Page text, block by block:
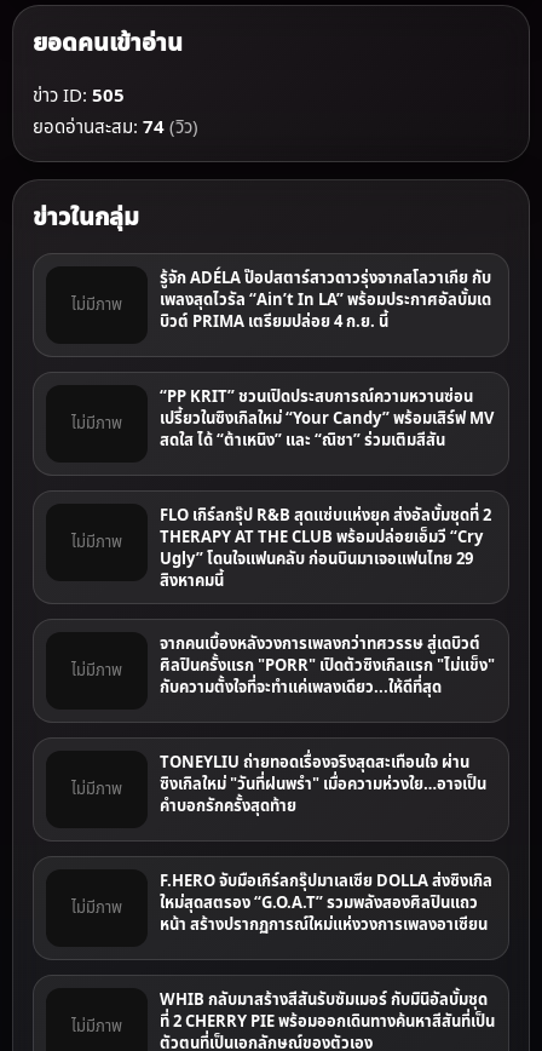
ยอดคนเข้าอ่าน
ข่าว ID: 505
ยอดอ่านสะสม: 74 (วิว)
ข่าวในกลุ่ม
ไม่มีภาพ
รู้จัก ADÉLA ป๊อปสตาร์สาวดาวรุ่งจากสโลวาเกีย กับ
เพลงสุดไวรัล “Ain’t In LA” พร้อมประกาศอัลบั้มเด
บิวต์ PRIMA เตรียมปล่อย 4 ก.ย. นี้
ไม่มีภาพ
“PP KRIT” ชวนเปิดประสบการณ์ความหวานซ่อน
เปรี้ยวในซิงเกิลใหม่ “Your Candy” พร้อมเสิร์ฟ MV
สดใส ได้ “ต้าเหนิง” และ “ณิชา” ร่วมเติมสีสัน
ไม่มีภาพ
FLO เกิร์ลกรุ๊ป R&B สุดแซ่บแห่งยุค ส่งอัลบั้มชุดที่ 2
THERAPY AT THE CLUB พร้อมปล่อยเอ็มวี “Cry
Ugly” โดนใจแฟนคลับ ก่อนบินมาเจอแฟนไทย 29
สิงหาคมนี้
ไม่มีภาพ
จากคนเบื้องหลังวงการเพลงกว่าทศวรรษ สู่เดบิวต์
ศิลปินครั้งแรก "PORR" เปิดตัวซิงเกิลแรก "ไม่แข็ง"
กับความตั้งใจที่จะทำแค่เพลงเดียว...ให้ดีที่สุด
ไม่มีภาพ
TONEYLIU ถ่ายทอดเรื่องจริงสุดสะเทือนใจ ผ่าน
ซิงเกิลใหม่ "วันที่ฝนพรำ" เมื่อความห่วงใย…อาจเป็น
คำบอกรักครั้งสุดท้าย
ไม่มีภาพ
F.HERO จับมือเกิร์ลกรุ๊ปมาเลเซีย DOLLA ส่งซิงเกิล
ใหม่สุดสตรอง “G.O.A.T” รวมพลังสองศิลปินแถว
หน้า สร้างปรากฏการณ์ใหม่แห่งวงการเพลงอาเซียน
ไม่มีภาพ
WHIB กลับมาสร้างสีสันรับซัมเมอร์ กับมินิอัลบั้มชุด
ที่ 2 CHERRY PIE พร้อมออกเดินทางค้นหาสีสันที่เป็น
ตัวตนที่เป็นเอกลักษณ์ของตัวเอง